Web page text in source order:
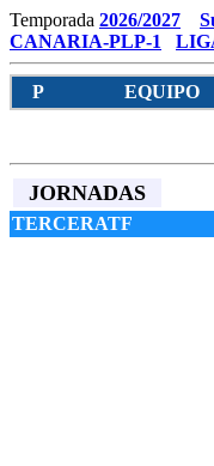
Temporada 2026/2027
CANARIA-PLP-1
P EQUIPO
JORNADAS
TERCERATF